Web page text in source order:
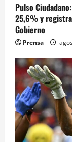
Pulso
25,6% y
Gobierno
Prensa